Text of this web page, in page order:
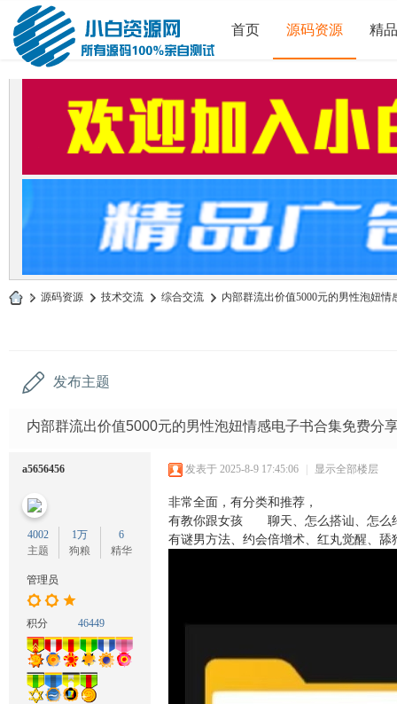
首页 源码资源 精
» 源码资源 › 技术交流 › 综合交流 › 内部群流出价值5000元的男性泡妞情
发布主题
内部群流出价值5000元的男性泡妞情感电子书合集免费分
a5656456
4002
主题
1万
狗粮
6
精华
管理员
积分 46449
发表于 2025-8-9 17:45:06 | 显示全部楼层
非常全面，有分类和推荐，
有教你跟女孩
聊天、怎么搭讪、怎么
有谜男方法、约会倍增术、红丸觉醒、